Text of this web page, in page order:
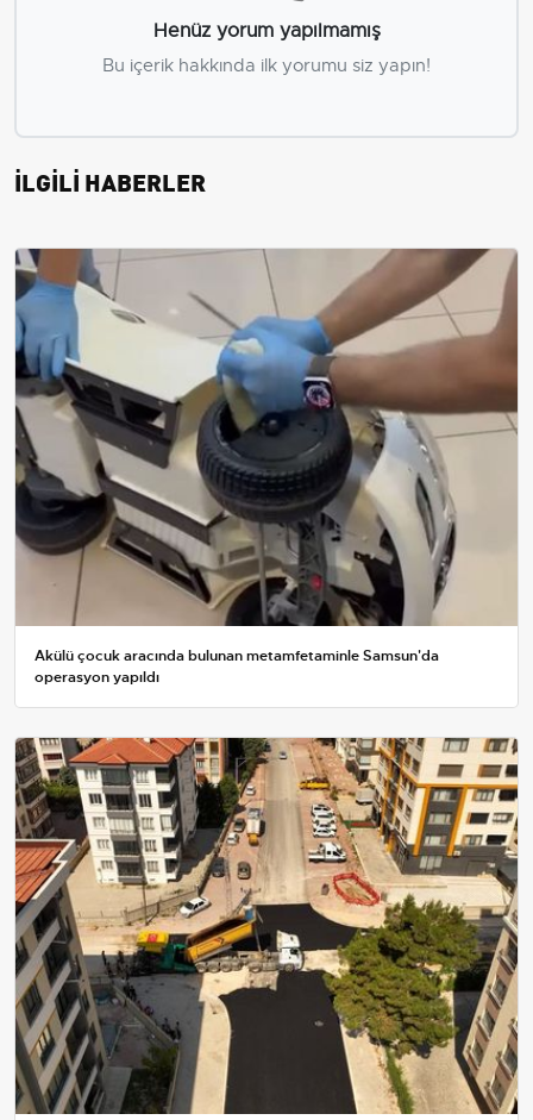
Henüz yorum yapılmamış
Bu içerik hakkında ilk yorumu siz yapın!
İLGİLİ HABERLER
Akülü çocuk aracında bulunan metamfetaminle Samsun'da
operasyon yapıldı